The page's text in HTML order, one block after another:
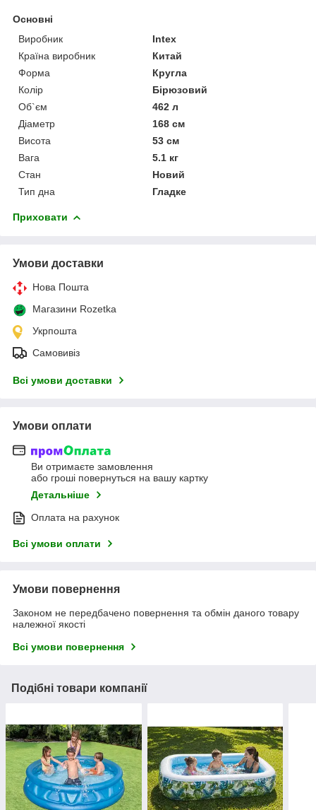
Основні
Виробник
Intex
Країна виробник
Китай
Форма
Кругла
Колір
Бірюзовий
Об`єм
462 л
Діаметр
168 см
Висота
53 см
Вага
5.1 кг
Стан
Новий
Тип дна
Гладке
Приховати
Умови доставки
Нова Пошта
Магазини Rozetka
Укрпошта
Самовивіз
Всі умови доставки
Умови оплати
Ви отримаєте замовлення
або гроші повернуться на вашу картку
Детальніше
Оплата на рахунок
Всі умови оплати
Умови повернення
Законом не передбачено повернення та обмін даного товару
належної якості
Всі умови повернення
Подібні товари компанії